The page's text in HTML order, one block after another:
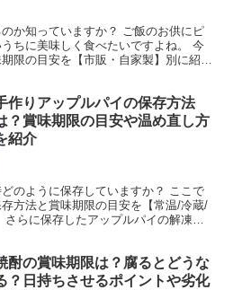
か知っていますか？ ご飯のお供にピ
ちに美味しく食べたいですよね。 今
限の目安を【市販・自家製】別に紹介
作りアップルパイの保存方法
？賞味期限の目安や温め直し方
紹介
のように保存していますか？ ここで
方法と賞味期限の目安を【常温/冷蔵/
らに保存したアップルパイの解凍方
酎の賞味期限は？腐るとどうな
？日持ちさせるポイントや劣化